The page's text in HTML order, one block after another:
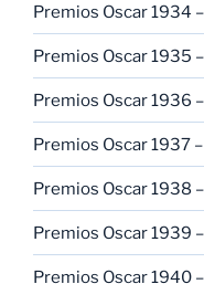
Premios Oscar 1934
Premios Oscar 1935
Premios Oscar 1936
Premios Oscar 1937
Premios Oscar 1938
Premios Oscar 1939
Premios Oscar 1940